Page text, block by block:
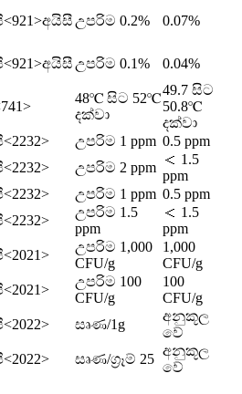
උපරිම 0.2% 0.07%
උපරිම 0.1% 0.04%
48℃ සිට 52℃
දක්වා
49.7 සිට
50.8℃
දක්වා
උපරිම 1 ppm 0.5 ppm
උපරිම 2 ppm
＜ 1.5
ppm
උපරිම 1 ppm 0.5 ppm
උපරිම 1.5
ppm
＜ 1.5
ppm
උපරිම 1,000
CFU/g
1,000
CFU/g
උපරිම 100
CFU/g
100
CFU/g
සෘණ/1g
අනුකූල
වේ
සෘණ/ග්‍රෑම් 25
අනුකූල
වේ